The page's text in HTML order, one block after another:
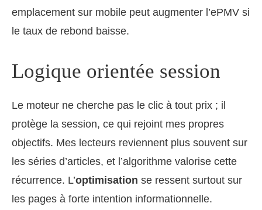
emplacement sur mobile peut augmenter l’ePMV si
le taux de rebond baisse.
Logique orientée session
Le moteur ne cherche pas le clic à tout prix ; il
protège la session, ce qui rejoint mes propres
objectifs. Mes lecteurs reviennent plus souvent sur
les séries d’articles, et l’algorithme valorise cette
récurrence. L’optimisation se ressent surtout sur
les pages à forte intention informationnelle.